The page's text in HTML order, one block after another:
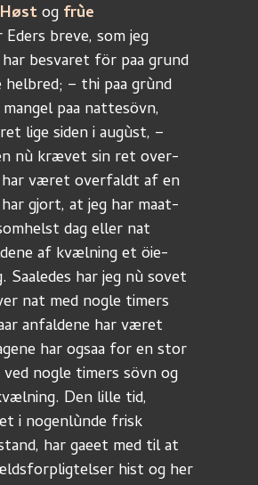
Høst og frùe
breve, som jeg
besvaret för paa grund
helbred; – thi paa grùnd
paa nattesövn,
lige siden i augùst, –
nù krævet sin ret over-
har været overfaldt af en
gjort, at jeg har maat-
dag eller nat
af kvælning et öie-
Saaledes har jeg nù sovet
nat med nogle timers
anfaldene har været
har ogsaa for en stor
nogle timers sövn og
Den lille tid,
i nogenlùnde frisk
har gaeet med til at
hist og her